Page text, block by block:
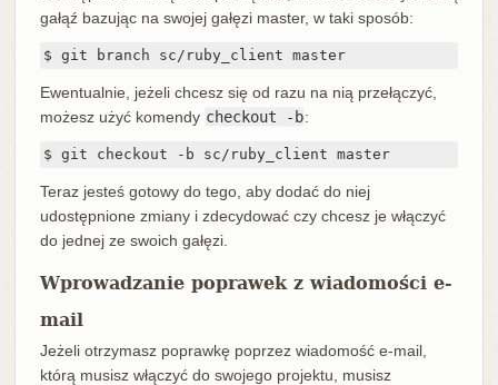
gałąź bazując na swojej gałęzi master, w taki sposób:
$ git branch sc/ruby_client master
Ewentualnie, jeżeli chcesz się od razu na nią przełączyć,
możesz użyć komendy checkout -b:
$ git checkout -b sc/ruby_client master
Teraz jesteś gotowy do tego, aby dodać do niej
udostępnione zmiany i zdecydować czy chcesz je włączyć
do jednej ze swoich gałęzi.
Wprowadzanie poprawek z wiadomości e-
mail
Jeżeli otrzymasz poprawkę poprzez wiadomość e-mail,
którą musisz włączyć do swojego projektu, musisz